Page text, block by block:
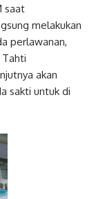
saat
melakukan
perlawanan,
akan
sakti untuk di